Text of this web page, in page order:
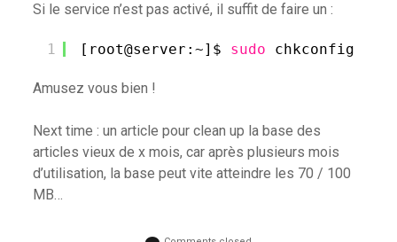
Si le service n’est pas activé, il suffit de faire un :
1 [root@server:~]$ sudo chkconfig
Amusez vous bien !
Next time : un article pour clean up la base des
articles vieux de x mois, car après plusieurs mois
d’utilisation, la base peut vite atteindre les 70 / 100
MB…